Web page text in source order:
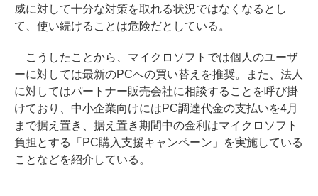
威に対して十分な対策を取れる状況ではなくなるとし
て、使い続けることは危険だとしている。
こうしたことから、マイクロソフトでは個人のユーザ
ーに対しては最新のPCへの買い替えを推奨。また、法人
に対してはパートナー販売会社に相談することを呼び掛
けており、中小企業向けにはPC調達代金の支払いを4月
まで据え置き、据え置き期間中の金利はマイクロソフト
負担とする「PC購入支援キャンペーン」を実施している
ことなどを紹介している。